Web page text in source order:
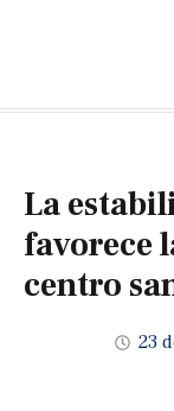
La
favorece
centro
23